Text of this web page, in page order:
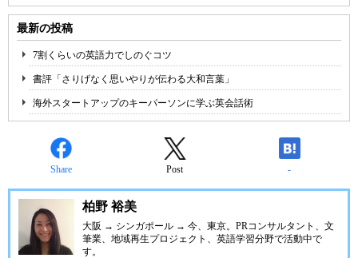
最新の投稿
7割くらいの英語力でしのぐコツ
書評「さりげなく思いやりが伝わる大和言葉」
海外スタートアップのキーパーソンに学ぶ英会話術
Share Post -
柏野 裕美
大阪 → シンガポール → 今、東京。PRコンサルタント、文
筆業、地域再生プロジェクト、英語学習分野で活動中で
す。